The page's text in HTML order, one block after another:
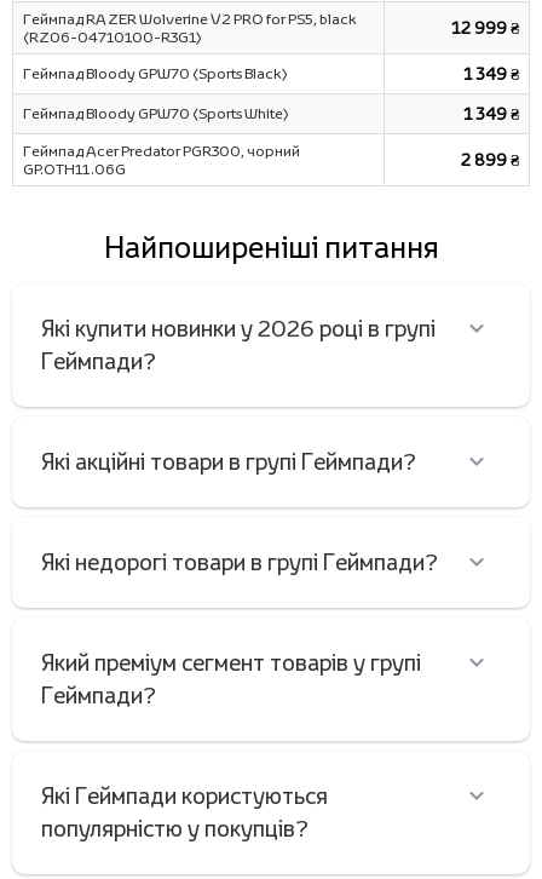
Геймпад RAZER Wolverine V2 PRO for PS5, black
(RZ06-04710100-R3G1)
12 999 ₴
Геймпад Bloody GPW70 (Sports Black) 1 349 ₴
Геймпад Bloody GPW70 (Sports White) 1 349 ₴
Геймпад Acer Predator PGR300, чорний
GP.OTH11.06G
2 899 ₴
Найпоширеніші питання
Які купити новинки у 2026 році в групі
Геймпади?
Які акційні товари в групі Геймпади?
Які недорогі товари в групі Геймпади?
Який преміум сегмент товарів у групі
Геймпади?
Які Геймпади користуються
популярністю у покупців?